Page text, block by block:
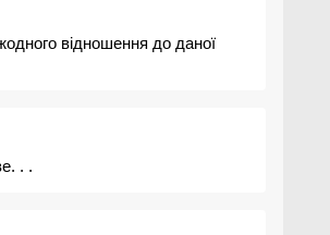
відношення до даної
. .